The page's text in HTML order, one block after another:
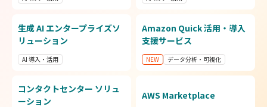
生成 AI エンタープライズソ
リューション
AI 導入・活用
Amazon Quick 活用・導入
支援サービス
NEW データ分析・可視化
コンタクトセンター ソリュ
ーション
AWS Marketplace